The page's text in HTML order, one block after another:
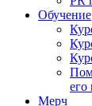
Обучение
его
Мерч